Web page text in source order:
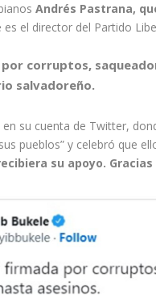
Andrés Pastrana,
es el director del Partido
corruptos,
salvadoreño.
su cuenta de Twitter,
pueblos” y celebró que
su apoyo. Gracias